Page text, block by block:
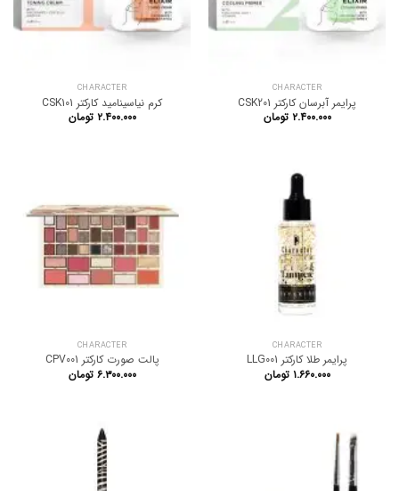
CHARACTER
پرایمر آبرسان کارکتر CSK201
۲.۴۰۰.۰۰۰ تومان
CHARACTER
کرم نیاسینامید کارکتر CSK101
۲.۴۰۰.۰۰۰ تومان
CHARACTER
پرایمر طلا کارکتر LLG001
۱.۶۶۰.۰۰۰ تومان
CHARACTER
پالت صورت کارکتر CPV001
۶.۳۰۰.۰۰۰ تومان